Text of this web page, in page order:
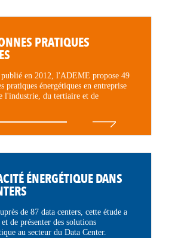
PRATIQUES
publié en 2012, l'ADEME propose 49
pratiques énergétiques en entreprise
l'industrie, du tertiaire et de
ÉNERGÉTIQUE DANS
de 87 data centers, cette étude a
de présenter des solutions
au secteur du Data Center.